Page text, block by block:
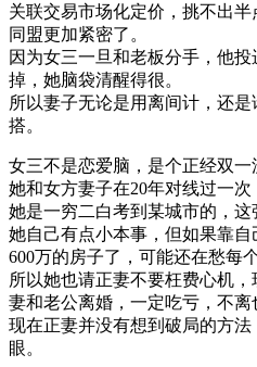
关联交易市场化定价，挑不出
同盟更加紧密了。
因为女三一旦和老板分手，他
掉，她脑袋清醒得很。
所以妻子无论是用离间计，还
搭。
女三不是恋爱脑，是个正经双一
她和女方妻子在20年对线过一次
她是一穷二白考到某城市的，这
她自己有点小本事，但如果靠
600万的房子了，可能还在愁每
所以她也请正妻不要枉费心机
妻和老公离婚，一定吃亏，不离
现在正妻并没有想到破局的方
眼。